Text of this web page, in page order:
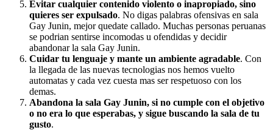
Evitar cualquier contenido violento o inapropiado, sino
quieres ser expulsado. No digas palabras ofensivas en sala
Gay Junin, mejor quedate callado. Muchas personas peruanas
se podrian sentirse incomodas u ofendidas y decidir
abandonar la sala Gay Junin.
Cuidar tu lenguaje y mante un ambiente agradable. Con
la llegada de las nuevas tecnologias nos hemos vuelto
automatas y cada vez cuesta mas ser respetuoso con los
demas.
Abandona la sala Gay Junin, si no cumple con el objetivo
o no era lo que esperabas, y sigue buscando la sala de tu
gusto.